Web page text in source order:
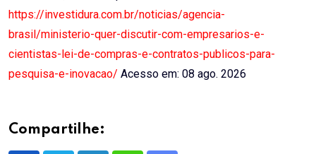
https://investidura.com.br/noticias/agencia-
brasil/ministerio-quer-discutir-com-empresarios-e-
cientistas-lei-de-compras-e-contratos-publicos-para-
pesquisa-e-inovacao/ Acesso em: 08 ago. 2026
Compartilhe: